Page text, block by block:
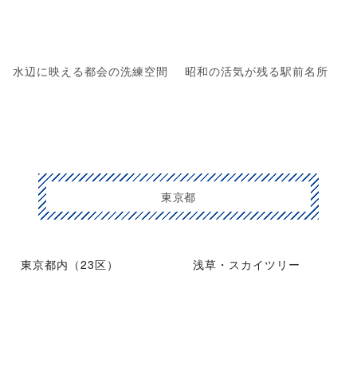
水辺に映える都会の洗練空間 昭和の活気が残る駅前名所
東京都
東京都内（23区） 浅草・スカイツリー